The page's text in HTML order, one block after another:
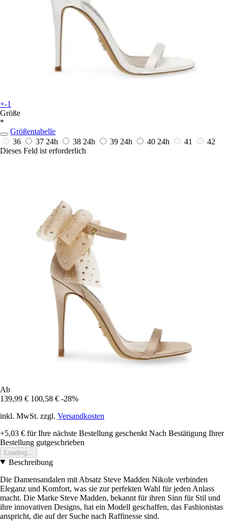
+-1
Größe
*
Größentabelle
36
37 24h 38 24h 39 24h 40 24h 41
42
Dieses Feld ist erforderlich
Ab
139,99 € 100,58 € -28%
inkl. MwSt. zzgl. Versandkosten
+5,03 € für Ihre nächste Bestellung geschenkt Nach Bestätigung Ihrer
Bestellung gutgeschrieben
Loading...
Beschreibung
Die Damensandalen mit Absatz Steve Madden Nikole verbinden
Eleganz und Komfort, was sie zur perfekten Wahl für jeden Anlass
macht. Die Marke Steve Madden, bekannt für ihren Sinn für Stil und
ihre innovativen Designs, hat ein Modell geschaffen, das Fashionistas
anspricht, die auf der Suche nach Raffinesse sind.